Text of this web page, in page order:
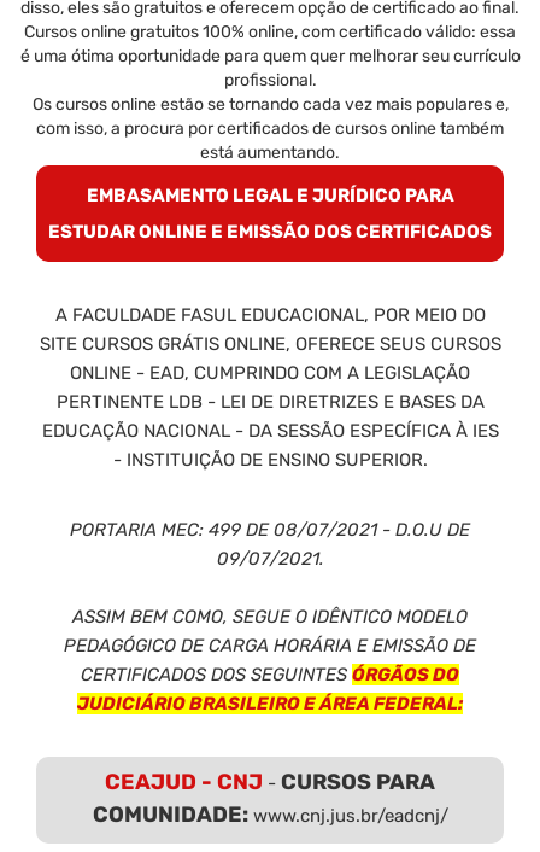
disso, eles são gratuitos e oferecem opção de certificado ao final.
Cursos online gratuitos 100% online, com certificado válido: essa
é uma ótima oportunidade para quem quer melhorar seu currículo
profissional.
Os cursos online estão se tornando cada vez mais populares e,
com isso, a procura por certificados de cursos online também
está aumentando.
EMBASAMENTO LEGAL E JURÍDICO PARA
ESTUDAR ONLINE E EMISSÃO DOS CERTIFICADOS
A FACULDADE FASUL EDUCACIONAL, POR MEIO DO
SITE CURSOS GRÁTIS ONLINE, OFERECE SEUS CURSOS
ONLINE - EAD, CUMPRINDO COM A LEGISLAÇÃO
PERTINENTE LDB - LEI DE DIRETRIZES E BASES DA
EDUCAÇÃO NACIONAL - DA SESSÃO ESPECÍFICA À IES
- INSTITUIÇÃO DE ENSINO SUPERIOR.
PORTARIA MEC: 499 DE 08/07/2021 - D.O.U DE
09/07/2021.
ASSIM BEM COMO, SEGUE O IDÊNTICO MODELO
PEDAGÓGICO DE CARGA HORÁRIA E EMISSÃO DE
CERTIFICADOS DOS SEGUINTES ÓRGÃOS DO
JUDICIÁRIO BRASILEIRO E ÁREA FEDERAL:
CEAJUD - CNJ - CURSOS PARA
COMUNIDADE: www.cnj.jus.br/eadcnj/